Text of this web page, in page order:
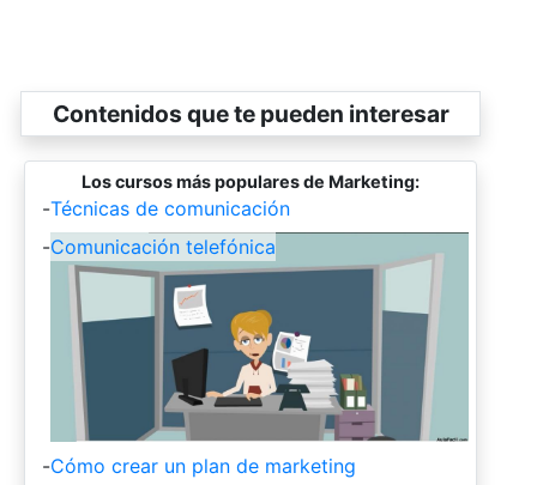
Contenidos que te pueden interesar
Los cursos más populares de Marketing:
-Técnicas de comunicación
-Comunicación telefónica
-Cómo crear un plan de marketing